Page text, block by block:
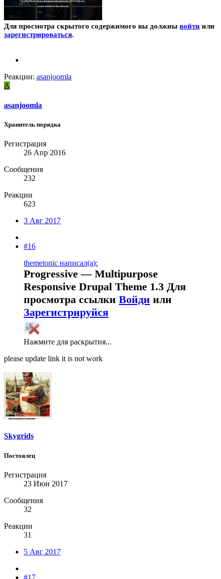
Для просмотра скрытого содержимого вы должны войти или
зарегистрироваться.
Реакции: asanjoomla
A
asanjoomla
Хранитель порядка
Регистрация
26 Апр 2016
Сообщения
232
Реакции
623
3 Авг 2017
#16
themetonic написал(а):
Progressive — Multipurpose
Responsive Drupal Theme 1.3 Для
просмотра ссылки Войди или
Зарегистрируйся
Нажмите для раскрытия...
please update link it is not work
Skygrids
Постоялец
Регистрация
23 Июн 2017
Сообщения
32
Реакции
31
5 Авг 2017
#17